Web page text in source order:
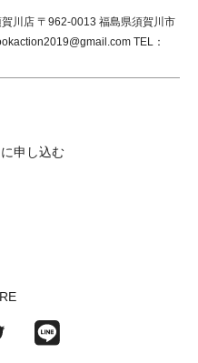
川店 〒962-0013 福島県須賀川市
TEL：
申し込む